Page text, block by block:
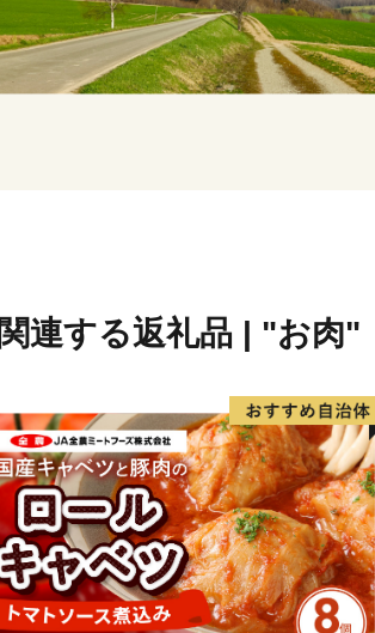
関連する返礼品 | "お肉"